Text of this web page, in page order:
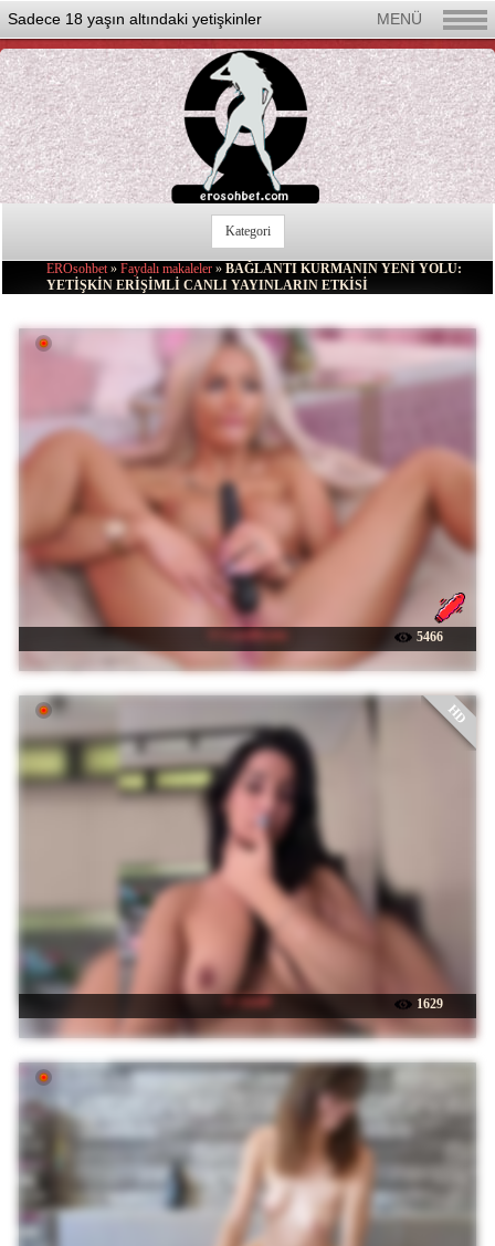
Sadece 18 yaşın altındaki yetişkinler MENÜ
Kategori
Seks Chat Rulet
Yeni
Güzel Kadınlar
Lezbiyen
EROsohbet» Faydalı makaleler » BAĞLANTI KURMANIN YENİ YOLU:
YETİŞKİN ERİŞİMLİ CANLI YAYINLARIN ETKİSİ
☉ LaraBrynn 5466
HD
☉ Adel9 1629